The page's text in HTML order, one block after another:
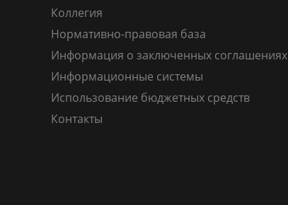
Коллегия
Нормативно-правовая база
Информация о заключенных соглашениях
Информационные системы
Использование бюджетных средств
Контакты